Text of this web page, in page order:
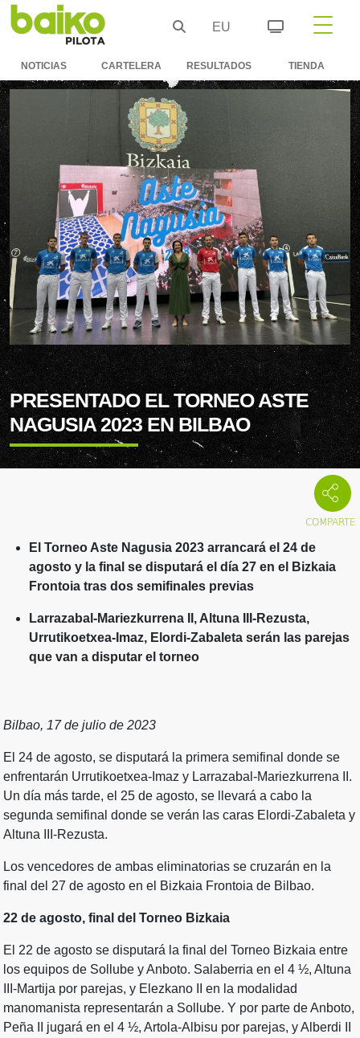
EU
NOTICIAS CARTELERA RESULTADOS TIENDA
PRESENTADO EL TORNEO ASTE
NAGUSIA 2023 EN BILBAO
El Torneo Aste Nagusia 2023 arrancará el 24 de
agosto y la final se disputará el día 27 en el Bizkaia
Frontoia tras dos semifinales previas
Larrazabal-Mariezkurrena II, Altuna III-Rezusta,
Urrutikoetxea-Imaz, Elordi-Zabaleta serán las parejas
que van a disputar el torneo
Bilbao, 17 de julio de 2023
El 24 de agosto, se disputará la primera semifinal donde se
enfrentarán Urrutikoetxea-Imaz y Larrazabal-Mariezkurrena II.
Un día más tarde, el 25 de agosto, se llevará a cabo la
segunda semifinal donde se verán las caras Elordi-Zabaleta y
Altuna III-Rezusta.
Los vencedores de ambas eliminatorias se cruzarán en la
final del 27 de agosto en el Bizkaia Frontoia de Bilbao.
22 de agosto, final del Torneo Bizkaia
El 22 de agosto se disputará la final del Torneo Bizkaia entre
los equipos de Sollube y Anboto. Salaberria en el 4 ½, Altuna
III-Martija por parejas, y Elezkano II en la modalidad
manomanista representarán a Sollube. Y por parte de Anboto,
Peña II jugará en el 4 ½, Artola-Albisu por parejas, y Alberdi II